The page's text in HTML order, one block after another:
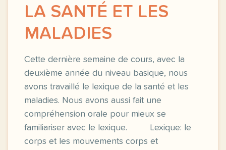
LA SANTÉ ET LES
MALADIES
Cette dernière semaine de cours, avec la
deuxième année du niveau basique, nous
avons travaillé le lexique de la santé et les
maladies. Nous avons aussi fait une
compréhension orale pour mieux se
familiariser avec le lexique. Lexique: le
corps et les mouvements corps et